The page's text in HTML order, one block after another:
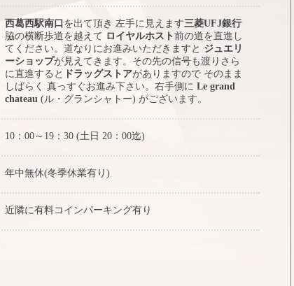
西葛西駅南口 を出て頂き 左手に見えます三菱UFJ銀行
脇の横断歩道を越えて ロイヤルホスト 前の道を直進し
てください。道なりにお進みいただきますと ジュエリ
ーショップが見えてきます。その先の信号も渡りさら
に直進すると ドラッグストアがありますので そのまま
しばらく 真っすぐお進み下さい。右手側に Le grand
chateau (ル・グランシャトー) がございます。
10：00～19：30 (土日 20：00迄)
年中無休(冬季休業有り)
近隣に有料コインパーキング有り